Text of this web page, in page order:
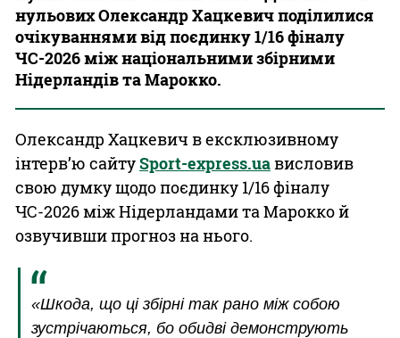
нульових Олександр Хацкевич поділилися
очікуваннями від поєдинку 1/16 фіналу
ЧС-2026 між національними збірними
Нідерландів та Марокко.
Олександр Хацкевич в ексклюзивному
інтерв’ю сайтуSport-express.uaвисловив
свою думку щодо поєдинку 1/16 фіналу
ЧС-2026 між Нідерландами та Марокко й
озвучивши прогноз на нього.
«Шкода, що ці збірні так рано між собою
зустрічаються, бо обидві демонструють